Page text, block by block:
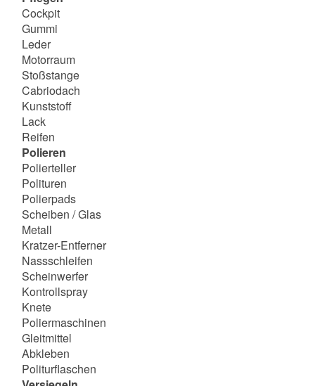
Cockpit
Gummi
Leder
Motorraum
Stoßstange
Cabriodach
Kunststoff
Lack
Reifen
Polieren
Polierteller
Polituren
Polierpads
Scheiben / Glas
Metall
Kratzer-Entferner
Nassschleifen
Scheinwerfer
Kontrollspray
Knete
Poliermaschinen
Gleitmittel
Abkleben
Politurflaschen